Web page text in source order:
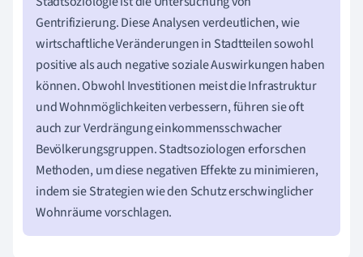
Gentrifizierung. Diese Analysen verdeutlichen, wie
wirtschaftliche Veränderungen in Stadtteilen sowohl
positive als auch negative soziale Auswirkungen haben
können. Obwohl Investitionen meist die Infrastruktur
und Wohnmöglichkeiten verbessern, führen sie oft
auch zur Verdrängung einkommensschwacher
Bevölkerungsgruppen. Stadtsoziologen erforschen
Methoden, um diese negativen Effekte zu minimieren,
indem sie Strategien wie den Schutz erschwinglicher
Wohnräume vorschlagen.